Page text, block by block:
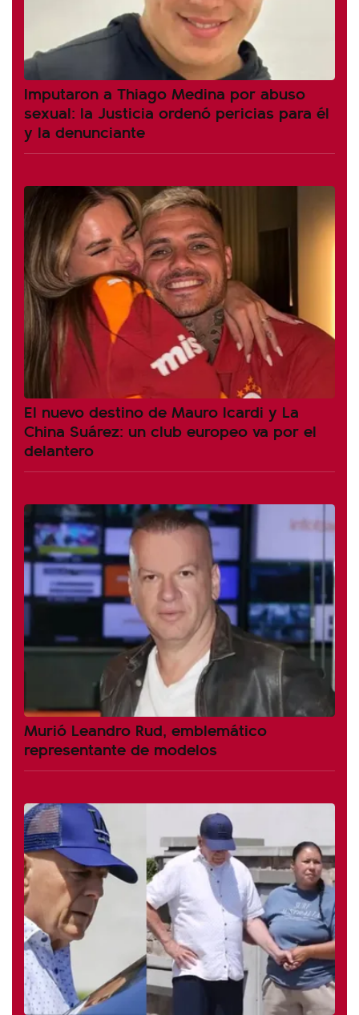
Imputaron a Thiago Medina por abuso
sexual: la Justicia ordenó pericias para él
y la denunciante
El nuevo destino de Mauro Icardi y La
China Suárez: un club europeo va por el
delantero
Murió Leandro Rud, emblemático
representante de modelos